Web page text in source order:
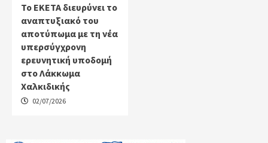
Το ΕΚΕΤΑ διευρύνει το
αναπτυξιακό του
αποτύπωμα με τη νέα
υπερσύγχρονη
ερευνητική υποδομή
στο Λάκκωμα
Χαλκιδικής
02/07/2026